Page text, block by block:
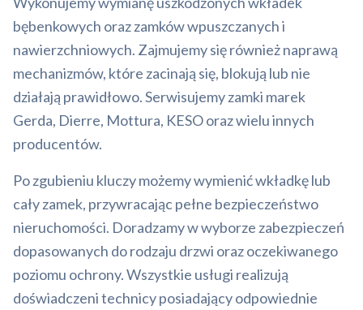
bębenkowych oraz zamków wpuszczanych i
nawierzchniowych. Zajmujemy się również naprawą
mechanizmów, które zacinają się, blokują lub nie
działają prawidłowo. Serwisujemy zamki marek
Gerda, Dierre, Mottura, KESO oraz wielu innych
producentów.
Po zgubieniu kluczy możemy wymienić wkładkę lub
cały zamek, przywracając pełne bezpieczeństwo
nieruchomości. Doradzamy w wyborze zabezpieczeń
dopasowanych do rodzaju drzwi oraz oczekiwanego
poziomu ochrony. Wszystkie usługi realizują
doświadczeni technicy posiadający odpowiednie